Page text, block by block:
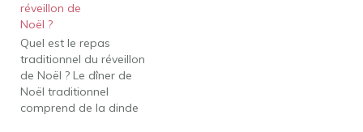
réveillon de
Noël ?
Quel est le repas
traditionnel du réveillon
de Noël ? Le dîner de
Noël traditionnel
comprend de la dinde